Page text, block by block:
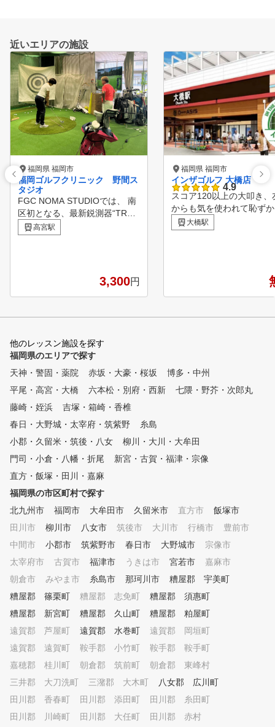
近いエリアの施設
福岡県 福岡市
福岡ゴルフクリニック 野間ス
タジオ
FGC NOMA STUDIOでは、 南
区初となる、最新鋭測器“TRAC
KMAN4”を導入しています。 ス
カイトラックなど、ゴルフスキ
練習場とは少し違う、 スキル
アップへ近づくためのサービス
高宮駅
3,300円
福岡県 福岡市
インザゴルフ 大橋店
4.9
スコア120以上の大叩き、
からも気を使われて恥ず
った。 １人で練習してもなか
なか上手くならずに、ゴ
者の方のゴルフライフを
チに教えてもらっても月
ルゴルフレッスンスタジ
者・ドラコンプロ・名門
のキャディなどゴルフを
。それぞれの進度に合わ
優しくて楽しいレッスン
初心者の方、今まで屋外
題のインドアゴルフスク
インザゴルフで快適なゴ
イフを始めてみませんか？
なたの人生がより良いも
ることをインザゴルフ一
っております。
大橋駅
他のレッスン施設を探す
福岡県のエリアで探す
天神・警固・薬院
赤坂・大豪・桜坂
博多・中州
平尾・高宮・大橋
六本松・別府・西新
七隈・野芥・次郎丸
藤崎・姪浜
吉塚・箱崎・香椎
春日・大野城・太宰府・筑紫野
糸島
小郡・久留米・筑後・八女
柳川・大川・大牟田
門司・小倉・八幡・折尾
新宮・古賀・福津・宗像
直方・飯塚・田川・嘉麻
福岡県の市区町村で探す
北九州市
福岡市 大牟田市 久留米市 直方市
飯塚市
田川市
柳川市 八女市 筑後市 大川市 行橋市
豊前市
中間市
小郡市 筑紫野市 春日市 大野城市
宗像市
太宰府市
古賀市 福津市 うきは市 宮若市
嘉麻市
朝倉市
みやま市 糸島市 那珂川市
糟屋郡 宇美町
糟屋郡 篠栗町
糟屋郡 志免町
糟屋郡 須惠町
糟屋郡 新宮町
糟屋郡 久山町
糟屋郡 粕屋町
遠賀郡 芦屋町
遠賀郡 水巻町
遠賀郡 岡垣町
遠賀郡 遠賀町
鞍手郡 小竹町
鞍手郡 鞍手町
嘉穂郡 桂川町
朝倉郡 筑前町
朝倉郡 東峰村
三井郡 大刀洗町
三潴郡 大木町
八女郡 広川町
田川郡 香春町
田川郡 添田町
田川郡 糸田町
田川郡 川崎町
田川郡 大任町
田川郡 赤村